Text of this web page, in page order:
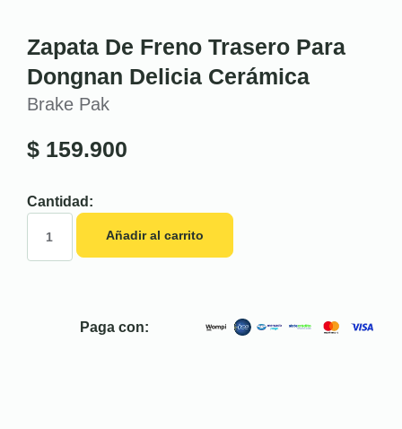
Zapata De Freno Trasero Para
Dongnan Delicia Cerámica
Brake Pak
$ 159.900
Cantidad:
Añadir al carrito
Paga con: